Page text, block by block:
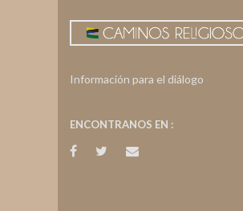
Información para el diálogo
ENCONTRANOS EN :